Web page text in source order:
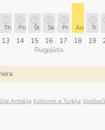
13
Th
14
Pn
15
Št
16
Sk
17
Pr
18
An
19
Tr
Rugpjūtis
Antalija Kelionės в Turkija